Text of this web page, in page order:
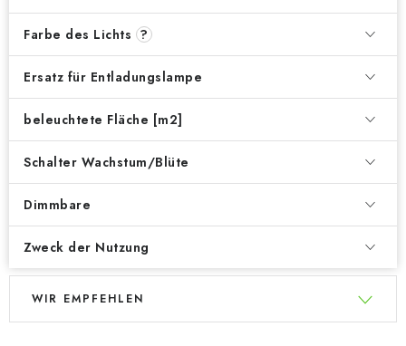
Farbe des Lichts ?
Ersatz für Entladungslampe
beleuchtete Fläche [m2]
Schalter Wachstum/Blüte
Dimmbare
Zweck der Nutzung
L
P WIR EMPFEHLEN